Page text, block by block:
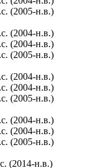
(2005-н.в.)
(2004-н.в.)
(2004-н.в.)
(2005-н.в.)
(2004-н.в.)
(2004-н.в.)
(2005-н.в.)
(2004-н.в.)
(2004-н.в.)
(2005-н.в.)
(2014-н.в.)